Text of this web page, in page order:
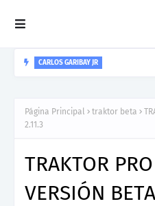
CARLOS GARIBAY JR
Página Principal traktor beta
2.11.3
TRAKTOR
VERSIÓN